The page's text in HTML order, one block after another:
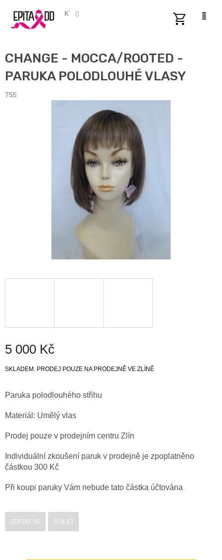
obsah
CZK
CHANGE - MOCCA/ROOTED -
PARUKA POLODLOUHÉ VLASY
755
5 000 Kč
Měrná
SKLADEM. PRODEJ POUZE NA PRODEJNĚ VE ZLÍNĚ
Paruka polodlouhého střihu
Materiál: Umělý vlas
Prodej pouze v prodejním centru Zlín
Individuální zkoušení paruk v prodejně je zpoplatněno
částkou 300 Kč
Při koupi paruky Vám nebude tato částka účtována
ZEPTAT SE SDÍLET